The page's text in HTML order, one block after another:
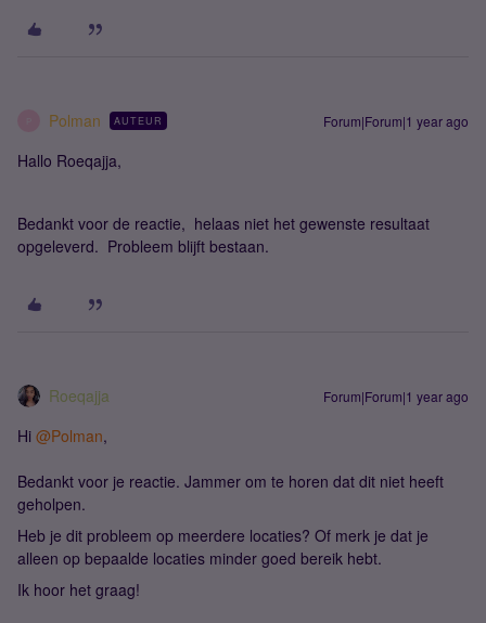
Polman AUTEUR Forum|Forum|1 year ago
Hallo Roeqajja,
Bedankt voor de reactie, helaas niet het gewenste resultaat
opgeleverd. Probleem blijft bestaan.
Roeqajja Forum|Forum|1 year ago
Hi @Polman,
Bedankt voor je reactie. Jammer om te horen dat dit niet heeft
geholpen.
Heb je dit probleem op meerdere locaties? Of merk je dat je
alleen op bepaalde locaties minder goed bereik hebt.
Ik hoor het graag!